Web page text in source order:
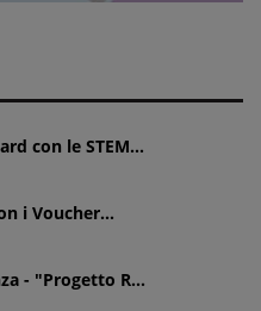
con le STEM...
i Voucher...
- "Progetto R...